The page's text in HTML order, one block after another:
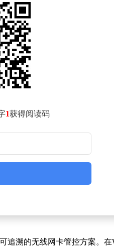
了联发科天玑1200处理器
定制的、不含谷歌服务的
品在隐私保护方面的优势
景下，为用户提供了一种
。
当前电子设备“关机不彻底”
渐普及。无论是电脑还是
只是通过低功耗通讯模块
耗的设备而言，更可能出现
1获得阅读码
溯的无线网卡管控方案。